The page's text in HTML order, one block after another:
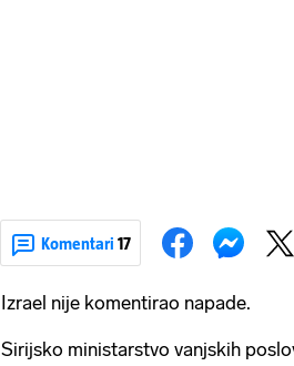
Komentari 17
Izrael nije komentirao napade.
Sirijsko ministarstvo vanjskih